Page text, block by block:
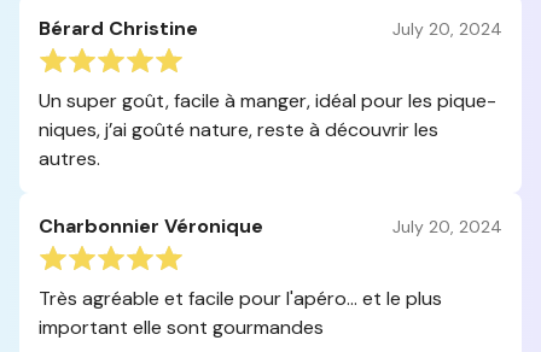
Bérard Christine July 20, 2024
Un super goût, facile à manger, idéal pour les pique-
niques, j’ai goûté nature, reste à découvrir les
autres.
Charbonnier Véronique July 20, 2024
Très agréable et facile pour l'apéro... et le plus
important elle sont gourmandes